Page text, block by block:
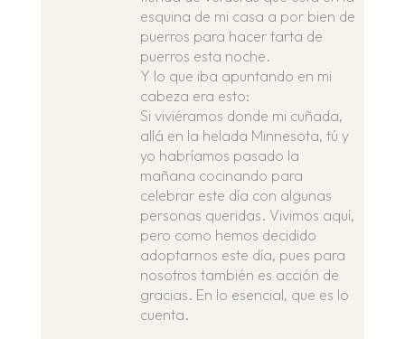
esquina de mi casa a por bien de
puerros para hacer tarta de
puerros esta noche.
Y lo que iba apuntando en mi
cabeza era esto:
Si viviéramos donde mi cuñada,
allá en la helada Minnesota, tú y
yo habríamos pasado la
mañana cocinando para
celebrar este día con algunas
personas queridas. Vivimos aquí,
pero como hemos decidido
adoptarnos este día, pues para
nosotros también es acción de
gracias. En lo esencial, que es lo
cuenta.